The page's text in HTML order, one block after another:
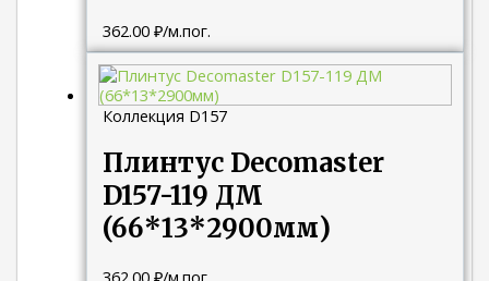
362.00₽/м.пог.
Коллекция D157
Плинтус Decomaster
D157-119 ДМ
(66*13*2900мм)
362.00₽/м.пог.